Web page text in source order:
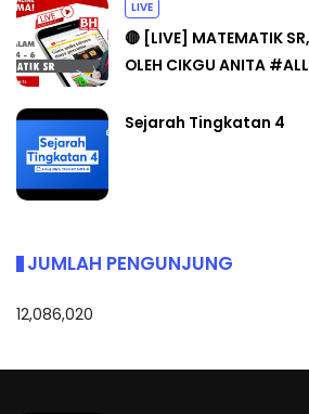
LIVE
🔴 [LIVE] MATEMATIK
OLEH CIKGU ANITA
Sejarah Tingkatan 4
JUMLAH PENGUNJUNG
12,086,020